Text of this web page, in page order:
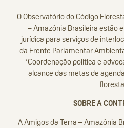
O Observatório do Código
– Amazônia Brasileira estão
jurídica para serviços de
da Frente Parlamentar
‘Coordenação política e
alcance das metas de
SOBRE A
A Amigos da Terra – Amazônia